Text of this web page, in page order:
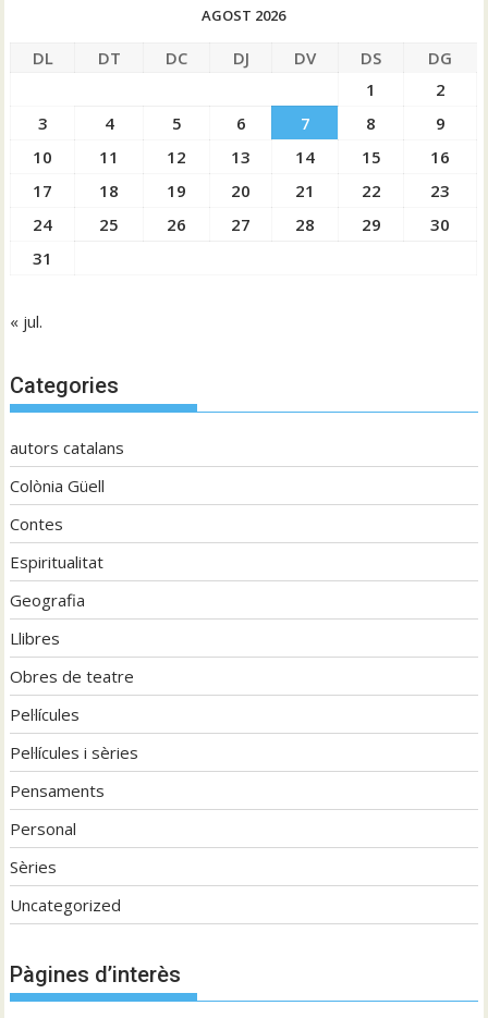
AGOST 2026
DL DT DC DJ DV DS
DG
1
2
3
4 5 6 7 8
9
10
11 12 13 14 15
16
17
18 19 20 21 22
23
24
25 26 27 28 29
30
31
« jul.
Categories
autors catalans
Colònia Güell
Contes
Espiritualitat
Geografia
Llibres
Obres de teatre
Pel·lícules
Pel·lícules i sèries
Pensaments
Personal
Sèries
Uncategorized
Pàgines d’interès